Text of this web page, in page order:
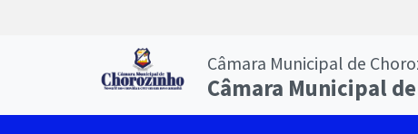
Câmara Municipal de
Câmara Municipal